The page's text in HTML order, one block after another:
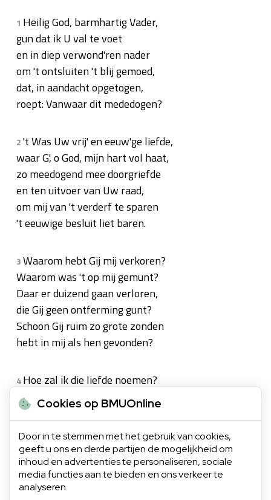
1 Heilig God, barmhartig Vader,
gun dat ik U val te voet
en in diep verwond'ren nader
om 't ontsluiten 't blij gemoed,
dat, in aandacht opgetogen,
roept: Vanwaar dit mededogen?
2't Was Uw vrij' en eeuw'ge liefde,
waar G', o God, mijn hart vol haat,
zo meedogend mee doorgriefde
en ten uitvoer van Uw raad,
om mij van 't verderf te sparen
't eeuwige besluit liet baren.
3Waarom hebt Gij mij verkoren?
Waarom was 't op mij gemunt?
Daar er duizend gaan verloren,
die Gij geen ontferming gunt?
Schoon Gij ruim zo grote zonden
hebt in mij als hen gevonden?
4Hoe zal ik die liefde noemen?
Sprak ik nu der eng'lentaal!
Hoe zal ik die wijsheid roemen?
Hoe die deugden altemaal?
Doch naar waarde die te loven,
gaat zelfs eng'lenkracht te boven.
Cookies op BMUOnline
Door in te stemmen met het gebruik van cookies,
geeft u ons en derde partijen de mogelijkheid om
inhoud en advertenties te personaliseren, sociale
media functies aan te bieden en ons verkeer te
analyseren.